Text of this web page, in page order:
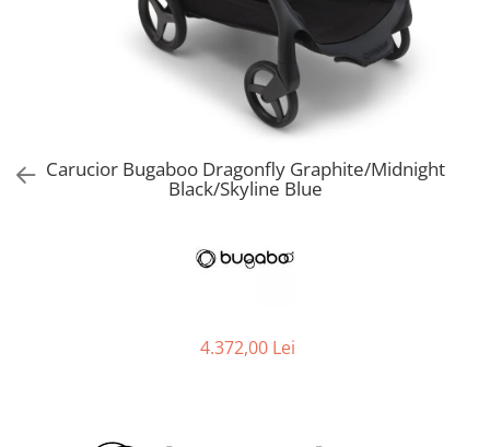
Consultanta Instalare
Jucarii de Sortare
PAPUSI
Carucior Bugaboo Dragonfly Graphite/Midnight
Black/Skyline Blue
4.372,00 Lei